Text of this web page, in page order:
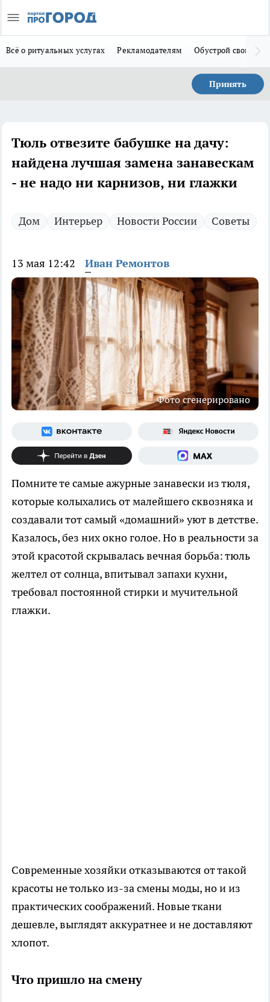
Всё о ритуальных услугах Рекламодателям Обустрой свой дом
Принять
Тюль отвезите бабушке на дачу:
найдена лучшая замена занавескам
- не надо ни карнизов, ни глажки
Дом Интерьер Новости России Советы
13 мая 12:42 Иван Ремонтов
Фото сгенерировано
Помните те самые ажурные занавески из тюля,
которые колыхались от малейшего сквозняка и
создавали тот самый «домашний» уют в детстве.
Казалось, без них окно голое. Но в реальности за
этой красотой скрывалась вечная борьба: тюль
желтел от солнца, впитывал запахи кухни,
требовал постоянной стирки и мучительной
глажки.
Современные хозяйки отказываются от такой
красоты не только из-за смены моды, но и из
практических соображений. Новые ткани
дешевле, выглядят аккуратнее и не доставляют
хлопот.
Что пришло на смену